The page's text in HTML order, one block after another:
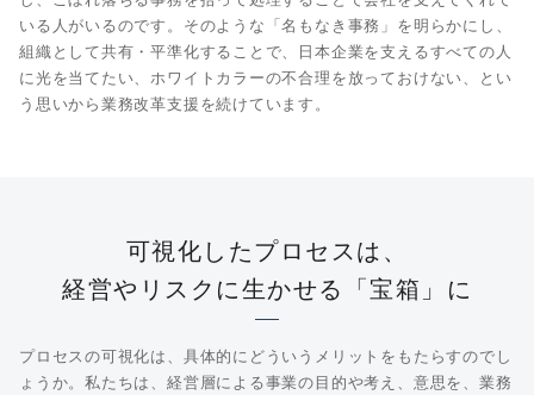
いる人がいるのです。そのような「名もなき事務」を明らかにし、
組織として共有・平準化することで、日本企業を支えるすべての人
に光を当てたい、ホワイトカラーの不合理を放っておけない、とい
う思いから業務改革支援を続けています。
可視化したプロセスは、
経営やリスクに生かせる「宝箱」に
プロセスの可視化は、具体的にどういうメリットをもたらすのでし
ょうか。私たちは、経営層による事業の目的や考え、意思を、業務